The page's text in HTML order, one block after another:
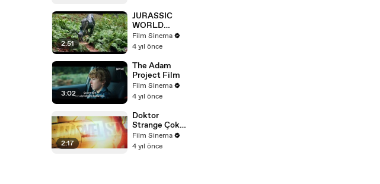
2:51
JURASSIC
WORLD
HAKİMİYET
Film
Film Sinema
4 yıl önce
3:02
The Adam
Project Film
Film Sinema
4 yıl önce
2:17
Doktor
Strange Çoklu
Evren
Çılgınlığında
Film Sinema
4 yıl önce